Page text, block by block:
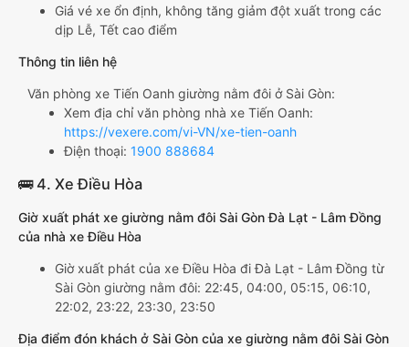
Giá vé xe ổn định, không tăng giảm đột xuất trong các
dịp Lễ, Tết cao điểm
Thông tin liên hệ
Văn phòng xe Tiến Oanh giường nằm đôi ở Sài Gòn:
Xem địa chỉ văn phòng nhà xe Tiến Oanh:
https://vexere.com/vi-VN/xe-tien-oanh
Điện thoại: 1900 888684
🚌 4. Xe Điều Hòa
Giờ xuất phát xe giường nằm đôi Sài Gòn Đà Lạt - Lâm Đồng
của nhà xe Điều Hòa
Giờ xuất phát của xe Điều Hòa đi Đà Lạt - Lâm Đồng từ
Sài Gòn giường nằm đôi: 22:45, 04:00, 05:15, 06:10,
22:02, 23:22, 23:30, 23:50
Địa điểm đón khách ở Sài Gòn của xe giường nằm đôi Sài Gòn